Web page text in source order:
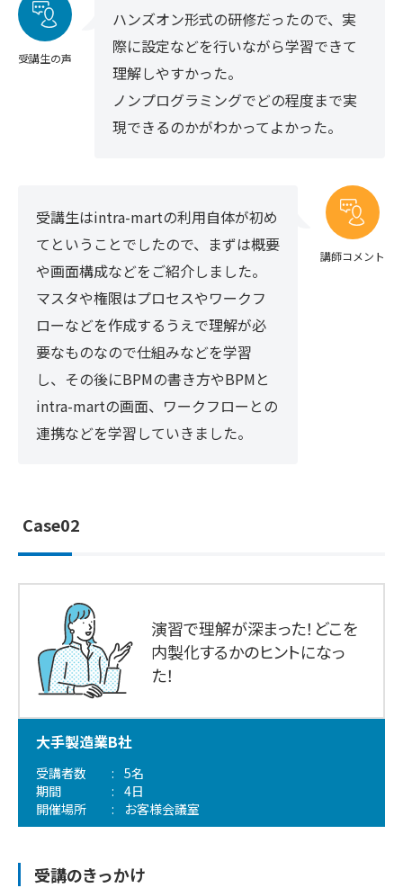
受講生の声
ハンズオン形式の研修だったので、実
際に設定などを行いながら学習できて
理解しやすかった。
ノンプログラミングでどの程度まで実
現できるのかがわかってよかった。
講師コメント
受講生はintra-martの利用自体が初め
てということでしたので、まずは概要
や画面構成などをご紹介しました。
マスタや権限はプロセスやワークフ
ローなどを作成するうえで理解が必
要なものなので仕組みなどを学習
し、その後にBPMの書き方やBPMと
intra-martの画面、ワークフローとの
連携などを学習していきました。
Case02
演習で理解が深まった！ どこを
内製化するかのヒントになっ
た！
大手製造業B社
受講者数
5名
期間
4日
開催場所
お客様会議室
受講のきっかけ